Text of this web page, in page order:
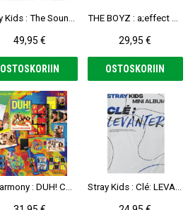
49,95 €
OSTOSKORIIN
29,95 €
OSTOSKORIIN
P1Harmony : DUH! CD (U Ver.) Stray Kids : Clé: LEVANTER CD (Clé Ver.)